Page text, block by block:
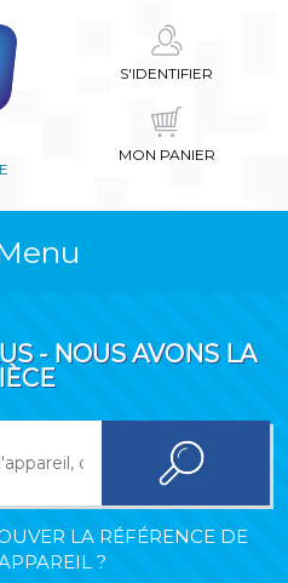
S'IDENTIFIER
MON PANIER
- NOUS AVONS LA
LA RÉFÉRENCE DE
?